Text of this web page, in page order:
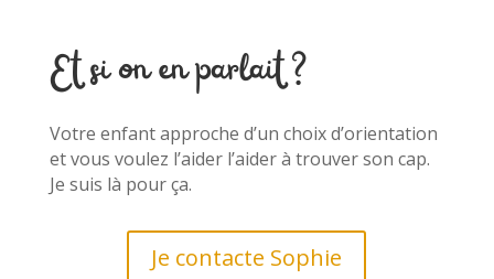
Et si on en parlait ?
Votre enfant approche d’un choix d’orientation
et vous voulez l’aider l’aider à trouver son cap.
Je suis là pour ça.
Je contacte Sophie